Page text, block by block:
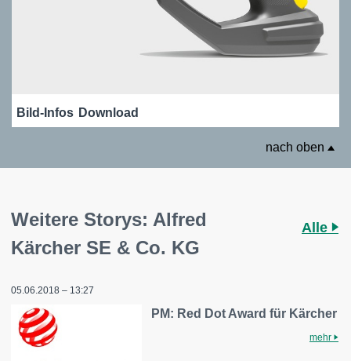
Bild-Infos Download
nach oben
Weitere Storys: Alfred
Kärcher SE & Co. KG
Alle
05.06.2018 – 13:27
PM: Red Dot Award für Kärcher
mehr